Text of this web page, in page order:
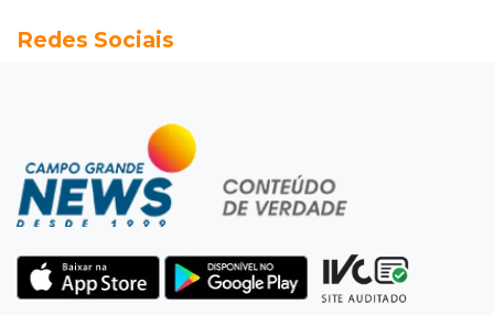
Semana vai começar com 909 novas
Flagrante
Motorista atinge carro parado, perde
retrovisor e foge no Jardim Antártica
“Sinto que ela está por perto”, diz mãe de
bebê desaparecida
Redes Sociais